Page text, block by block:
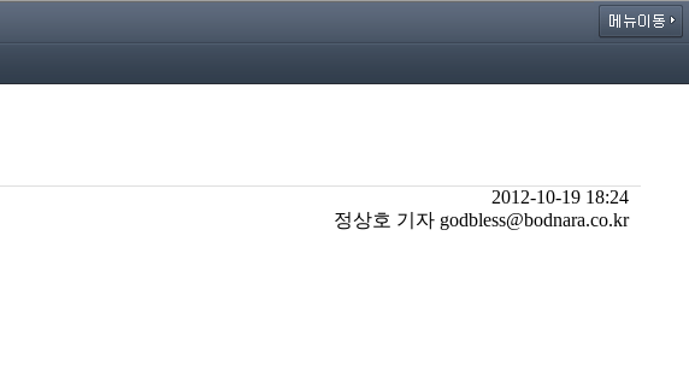
2012-10-19 18:24
정상호 기자 godbless@bodnara.co.kr